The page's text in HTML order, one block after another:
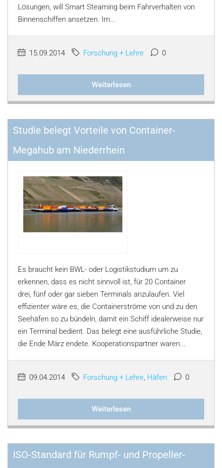
Lösungen, will Smart Steaming beim Fahrverhalten von
Binnenschiffen ansetzen. Im...
15.09.2014 Forschung + Lehre 0
Weiterlesen
Studie belegt Vorteile von Container-
Megahub am Niederrhein
Es braucht kein BWL- oder Logistikstudium um zu
erkennen, dass es nicht sinnvoll ist, für 20 Container
drei, fünf oder gar sieben Terminals anzulaufen. Viel
effizienter wäre es, die Containerströme von und zu den
Seehäfen so zu bündeln, damit ein Schiff idealerweise nur
ein Terminal bedient. Das belegt eine ausführliche Studie,
die Ende März endete. Kooperationspartner waren...
09.04.2014 Forschung + Lehre, Häfen 0
Weiterlesen
ISO-Standard für Rumpf- und Propeller-